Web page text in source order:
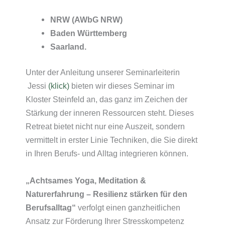
NRW (AWbG NRW)
Baden Württemberg
Saarland.
Unter der Anleitung unserer Seminarleiterin
Jessi (klick) bieten wir dieses Seminar im
Kloster Steinfeld an, das ganz im Zeichen der
Stärkung der inneren Ressourcen steht. Dieses
Retreat bietet nicht nur eine Auszeit, sondern
vermittelt in erster Linie Techniken, die Sie direkt
in Ihren Berufs- und Alltag integrieren können.
„Achtsames Yoga, Meditation &
Naturerfahrung – Resilienz stärken für den
Berufsalltag“ verfolgt einen ganzheitlichen
Ansatz zur Förderung Ihrer Stresskompetenz